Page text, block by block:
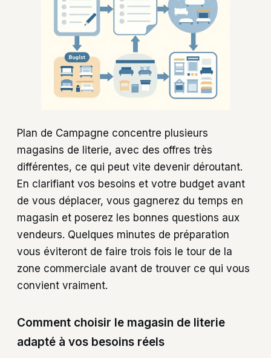
Plan de Campagne concentre plusieurs
magasins de literie, avec des offres très
différentes, ce qui peut vite devenir déroutant.
En clarifiant vos besoins et votre budget avant
de vous déplacer, vous gagnerez du temps en
magasin et poserez les bonnes questions aux
vendeurs. Quelques minutes de préparation
vous éviteront de faire trois fois le tour de la
zone commerciale avant de trouver ce qui vous
convient vraiment.
Comment choisir le magasin de literie
adapté à vos besoins réels